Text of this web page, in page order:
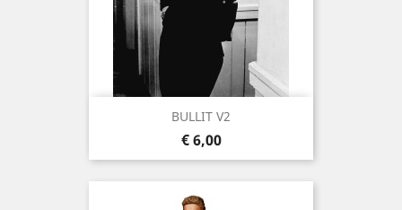
BULLIT V2
Prijs
€ 6,00